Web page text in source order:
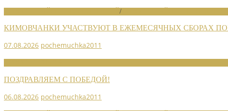
/
КИМОВЧАНКИ УЧАСТВУЮТ В ЕЖЕМЕСЯЧНЫХ СБОРАХ
07.08.2026 pochemuchka2011
ПОЗДРАВЛЯЕМ С ПОБЕДОЙ!
06.08.2026 pochemuchka2011